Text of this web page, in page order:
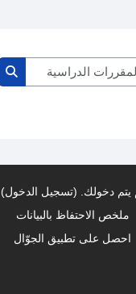
يتم دخولك. (تسجيل الدخول)
ملخص الاحتفاظ بالبيانات
احصل على تطبيق الجوّال